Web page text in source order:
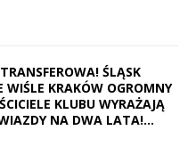
ŚLĄSK
WIŚLE KRAKÓW OGROMNY
KLUBU WYRAŻAJĄ
NA DWA LATA!…